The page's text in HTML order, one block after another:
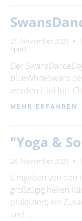
21. November 2026
Sport
Der
BlueWhiteSwans
werden HipHop,
MEHR ERFAHREN
"Yoga &
26. November 2026
Umgeben von den
großzügig hellen
praktiziert, ein
und …